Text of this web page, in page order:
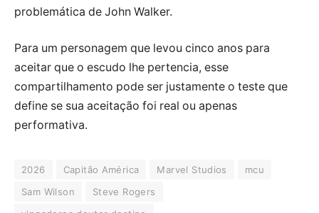
problemática de John Walker.
Para um personagem que levou cinco anos para
aceitar que o escudo lhe pertencia, esse
compartilhamento pode ser justamente o teste que
define se sua aceitação foi real ou apenas
performativa.
2026 Capitão América Marvel Studios
mcu
Sam Wilson
Steve Rogers